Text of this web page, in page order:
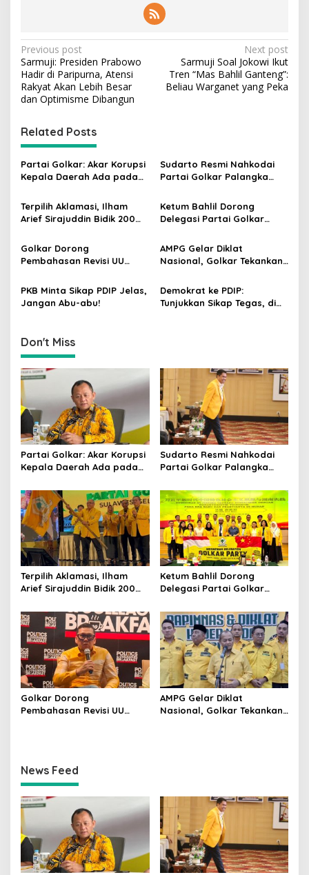
P
o
s
t
n
a
v
i
g
a
t
i
o
n
Previous post
Sarmuji: Presiden Prabowo
Hadir di Paripurna, Atensi
Rakyat Akan Lebih Besar
dan Optimisme Dibangun
Next post
Sarmuji Soal Jokowi Ikut
Tren “Mas Bahlil Ganteng”:
Beliau Warganet yang Peka
Related Posts
Partai Golkar: Akar Korupsi
Kepala Daerah Ada pada
Pilkada
Sudarto Resmi Nahkodai
Partai Golkar Palangka
Semakin Solid dan
Dipercaya Rakyat
Terpilih Aklamasi, Ilham
Arief Sirajuddin Bidik 200
Pemilu 2029
Ketum Bahlil Dorong
Delegasi Partai Golkar
Ngabalin Belajar Hilirisasi
Hingga Industrialisasi dari
Golkar Dorong
Pembahasan Revisi UU
Kajian Putusan MK Sudah
Tuntas
AMPG Gelar Diklat
Nasional, Golkar Tekankan
Tantangan Zaman
PKB Minta Sikap PDIP Jelas,
Jangan Abu-abu!
Demokrat ke PDIP:
Tunjukkan Sikap Tegas, di
Don't Miss
Partai Golkar: Akar Korupsi
Kepala Daerah Ada pada
Pilkada
Sudarto Resmi Nahkodai
Partai Golkar Palangka
Semakin Solid dan
Dipercaya Rakyat
Terpilih Aklamasi, Ilham
Arief Sirajuddin Bidik 200
Pemilu 2029
Ketum Bahlil Dorong
Delegasi Partai Golkar
Ngabalin Belajar Hilirisasi
Hingga Industrialisasi dari
China
Golkar Dorong
Pembahasan Revisi UU
AMPG Gelar Diklat
Nasional, Golkar Tekankan
News Feed